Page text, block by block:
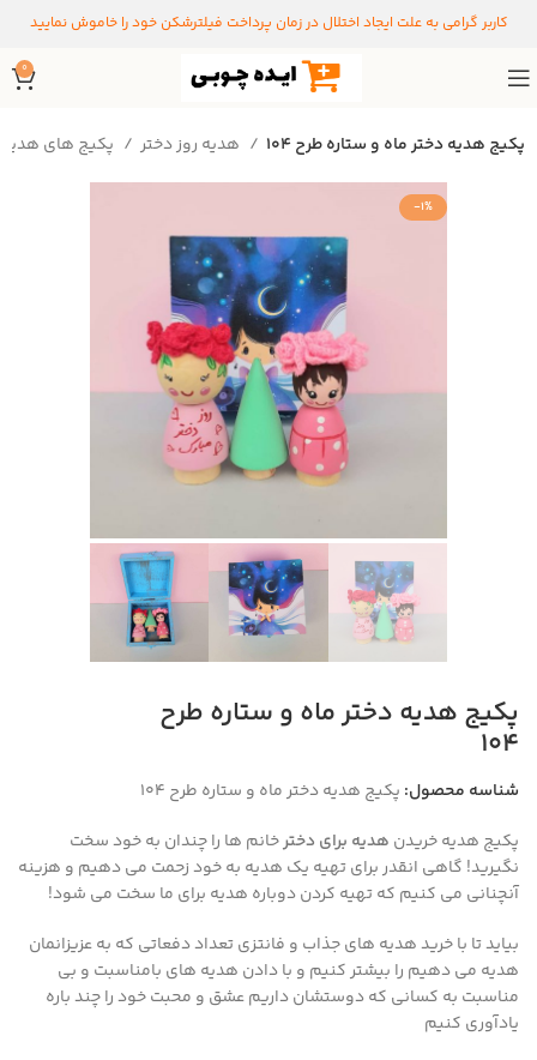
کاربر گرامی به علت ایجاد اختلال در زمان پرداخت فیلترشکن خود را خاموش نمایید
0
پکیج هدیه دختر ماه و ستاره طرح 104
-1%
پکیج هدیه دختر ماه و ستاره طرح
104
شناسه محصول: پکیج هدیه دختر ماه و ستاره طرح 104
پکیج هدیه خریدن هدیه برای دخترخانم ها را چندان به خود سخت
نگیرید! گاهی انقدر برای تهیه یک هدیه به خود زحمت می دهیم و هزینه
آنچنانی می کنیم که تهیه کردن دوباره هدیه برای ما سخت می شود!
بیاید تا با خرید هدیه های جذاب و فانتزی تعداد دفعاتی که به عزیزانمان
هدیه می دهیم را بیشتر کنیم و با دادن هدیه های بامناسبت و بی
مناسبت به کسانی که دوستشان داریم عشق و محبت خود را چند باره
یادآوری کنیم